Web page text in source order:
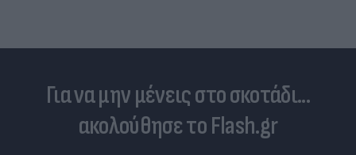
Για να μην μένεις στο σκοτάδι...
ακολούθησε το Flash.gr